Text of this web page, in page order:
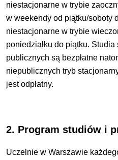
niestacjonarne w trybie
w weekendy od piątku/soboty
niestacjonarne w trybie
poniedziałku do piątku. Studia
publicznych są bezpłatne
niepublicznych tryb
jest odpłatny.
2. Program studiów i
Uczelnie w Warszawie